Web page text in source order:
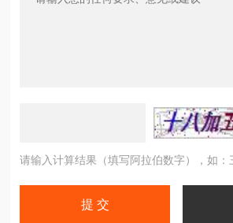
请输入计算结果（填写阿拉伯数字），如：